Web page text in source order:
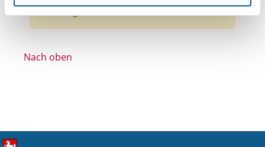
Nach oben